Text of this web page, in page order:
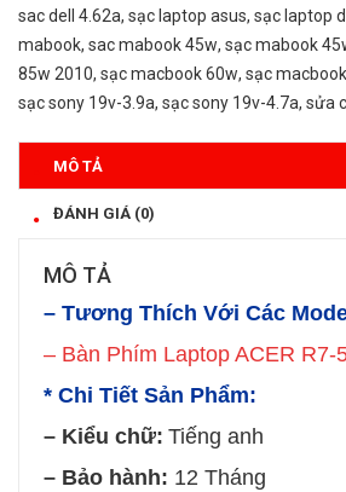
sac dell 4.62a, sạc laptop asus, sạc laptop
mabook, sac mabook 45w, sạc mabook
85w 2010, sạc macbook 60w, sạc
sạc sony 19v-3.9a, sạc sony 19v-4.7a, sửa
MÔ TẢ
ĐÁNH GIÁ (0)
MÔ TẢ
– Tương Thích Với Các
– Bàn Phím Laptop ACER R7-
* Chi Tiết Sản Phẩm:
– Kiểu chữ: Tiếng anh
– Bảo hành: 12 Tháng